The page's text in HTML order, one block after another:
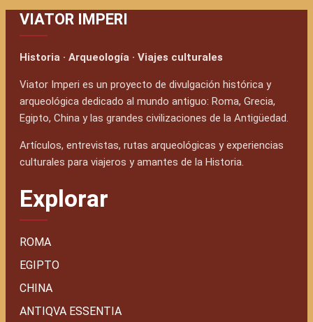
VIATOR IMPERI
Historia · Arqueología · Viajes culturales
Viator Imperi es un proyecto de divulgación histórica y
arqueológica dedicado al mundo antiguo: Roma, Grecia,
Egipto, China y las grandes civilizaciones de la Antigüedad.
Artículos, entrevistas, rutas arqueológicas y experiencias
culturales para viajeros y amantes de la Historia.
Explorar
ROMA
EGIPTO
CHINA
ANTIQVA ESSENTIA